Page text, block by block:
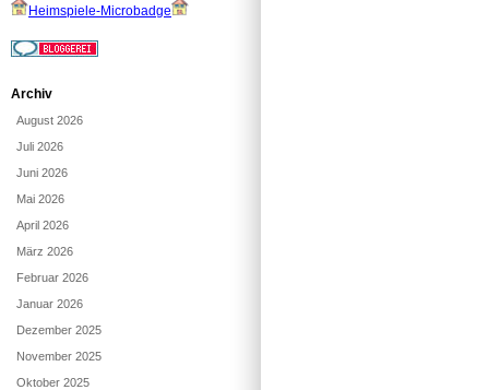
Heimspiele-Microbadge
Archiv
August 2026
Juli 2026
Juni 2026
Mai 2026
April 2026
März 2026
Februar 2026
Januar 2026
Dezember 2025
November 2025
Oktober 2025